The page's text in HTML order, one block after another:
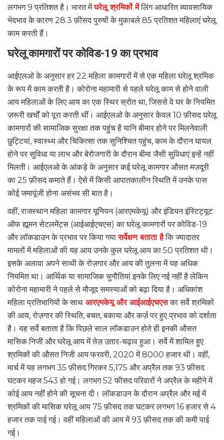
लगभग 9 प्रतिशत है। भारत मेंघरेलू श्रमिकों में लिंग आधारित व्यावसायिक
भेदभाव के कारण 28.3 फ़ीसद पुरुषों के मुकाबले 85 प्रतिशत महिलाएं घरेलू
काम करती हैं।
घरेलू कामगारों पर कोविड-19 का प्रभाव
आईएलओ के अनुसार हर 22 महिला कामगारों में से एक महिला घरेलू श्रमिक
के रूप में काम करती है। कोरोना महामारी से पहले घरेलू काम से होने वाली
आय महिलाओं के लिए आय का एक स्थिर स्रोत था, जिससे वे घर के नियमित
ज़रूरी खर्चों को पूरा करती थीं। आईएलओ के अनुसार केवल 10 फ़ीसद घरेलू
कामगारों की सामाजिक सुरक्षा तक पहुंच है यानि बीमार होने पर मिलनेवाली
छुट्टियां, स्वास्थ्य और चिकित्सा तक सुनिश्चित पहुंच, काम के दौरान घायल
होने पर सुविधा या लाभ और बेरोजगारी के दौरान बीमा जैसी सुविधाएं इन्हें नहीं
मिलती। आईएलओ के आंकड़े के अनुसार कई घरेलू कामगार औसत मज़दूरी
का 25 फ़ीसद कमाते हैं। ऐसे में किसी आपातकालीन स्थिति में उनके पास
कोई जमापूंजी होना असंभव सी बात है।
वहीं, राजस्थान महिला कामगार यूनियन (आरएमकेयू) और इंडियन इंस्टिट्यूट
ऑफ ह्यूमन सेटलमेंट्स (आईआईएचएस) का घरेलू कामगारों पर कोविड-19
और लॉकडाउन के प्रभाव पर किया गयासर्वेक्षण बताता हैकि ज्यादातर
मामलों में महिलाओं की यह आय उनके कुल घरेलू आय का 50 प्रतिशत थी।
इसके अलावा अपने साथी के रोज़गार और आय की तुलना में यह अधिक
नियमित था। आर्थिक या सामाजिक चुनौतियां इनके लिए नई नहीं है लेकिन
कोरोना महामारी ने पहले से मौजूद समस्याओं को बढ़ा दिया है। अधिकांश
महिला प्रतिभागियों के साथ आरएमकेयू और आईआईएचएसका सर्वे श्रमिकों
की आय, रोज़गार की स्थिति, बचत, बकाया और कर्ज़ पर हुए प्रभाव को दर्शाता
है। यह सर्वे बताता है कि पिछले साल लॉकडाउन होते ही इनकी औसत
मासिक निजी और घरेलू आय में तेज़ उतार-चढ़ाव हुआ। सर्वे में शामिल हुए
श्रमिकों की औसत निजी आय फरवरी, 2020 में 8000 हजार थी। वहीं,
मार्च में यह लगभग 35 फ़ीसद गिरकर 5,175 और अप्रैल तक 93 फ़ीसद
घटकर महज 543 हो गई। लगभग 52 फीसद परिवारों ने अप्रैल के महीने में
कोई आय नहीं होने की सूचना दी। लॉकडाउन के दौरान अप्रैल और मई में
श्रमिकों की मासिक घरेलू आय 75 फ़ीसद तक घटकर लगभग 16 हजार से 4
हजार तक पाई गई। वहीं महिलाओं की आय में 93 फ़ीसद तक की कमी पाई
गई।